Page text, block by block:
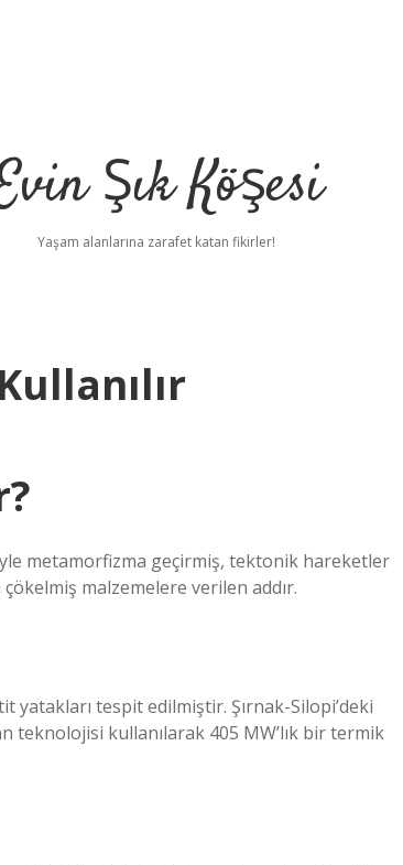
Şık Köşesi
Yaşam alanlarına zarafet katan fikirler!
metamorfizma geçirmiş, tektonik hareketler
malzemelere verilen addır.
yatakları tespit edilmiştir. Şırnak-Silopi’deki
teknolojisi kullanılarak 405 MW’lık bir termik